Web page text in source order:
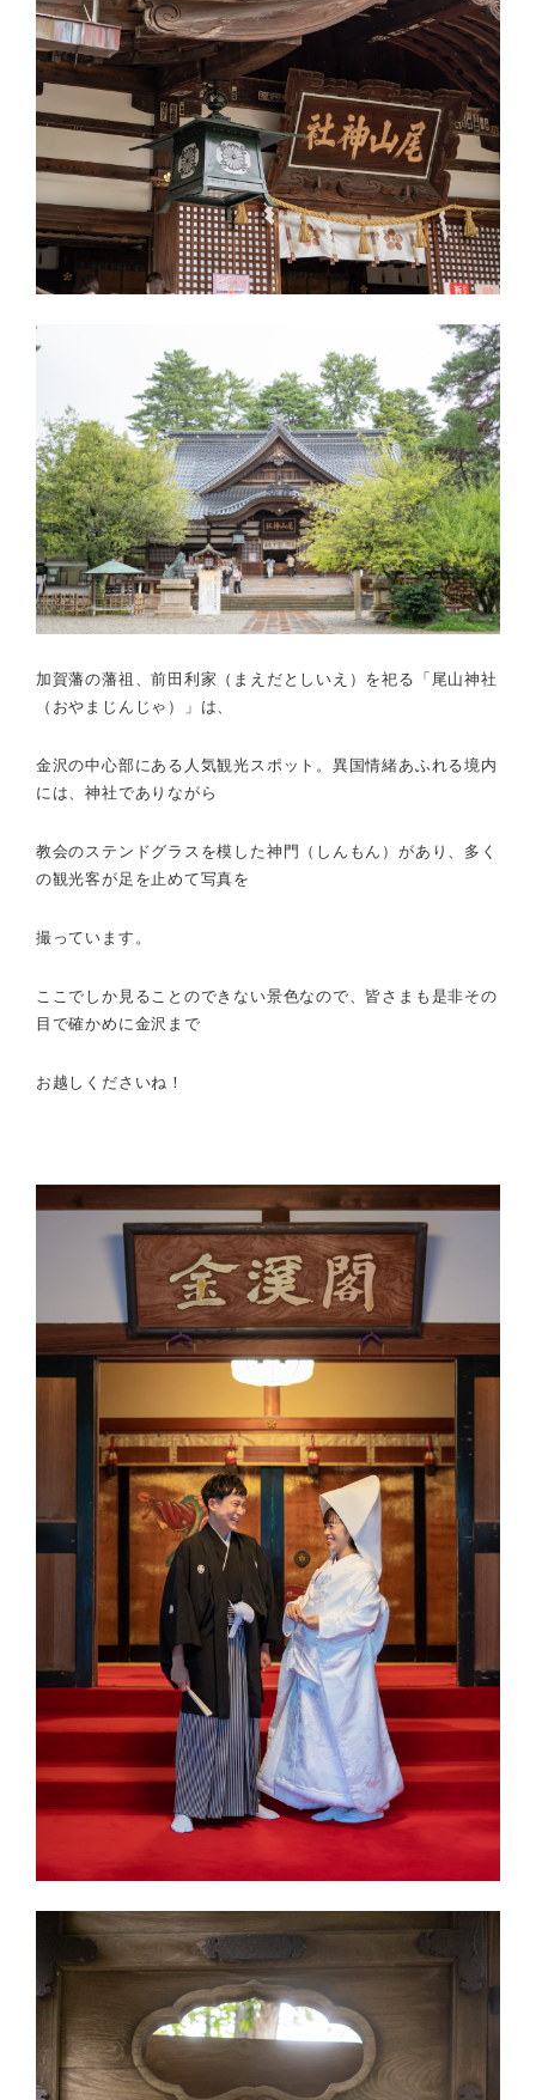
加賀藩の藩祖、前田利家（まえだとしいえ）を祀る「尾山神社
（おやまじんじゃ）」は、
金沢の中心部にある人気観光スポット。異国情緒あふれる境内
には、神社でありながら
教会のステンドグラスを模した神門（しんもん）があり、多く
の観光客が足を止めて写真を
撮っています。
ここでしか見ることのできない景色なので、皆さまも是非その
目で確かめに金沢まで
お越しくださいね！